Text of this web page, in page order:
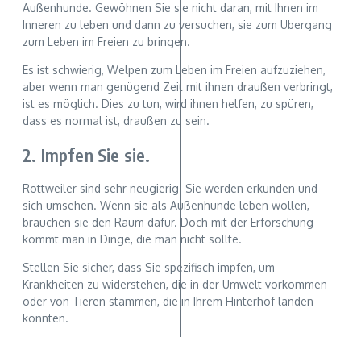
Außenhunde. Gewöhnen Sie sie nicht daran, mit Ihnen im
Inneren zu leben und dann zu versuchen, sie zum Übergang
zum Leben im Freien zu bringen.
Es ist schwierig, Welpen zum Leben im Freien aufzuziehen,
aber wenn man genügend Zeit mit ihnen draußen verbringt,
ist es möglich. Dies zu tun, wird ihnen helfen, zu spüren,
dass es normal ist, draußen zu sein.
2. Impfen Sie sie.
Rottweiler sind sehr neugierig. Sie werden erkunden und
sich umsehen. Wenn sie als Außenhunde leben wollen,
brauchen sie den Raum dafür. Doch mit der Erforschung
kommt man in Dinge, die man nicht sollte.
Stellen Sie sicher, dass Sie spezifisch impfen, um
Krankheiten zu widerstehen, die in der Umwelt vorkommen
oder von Tieren stammen, die in Ihrem Hinterhof landen
könnten.